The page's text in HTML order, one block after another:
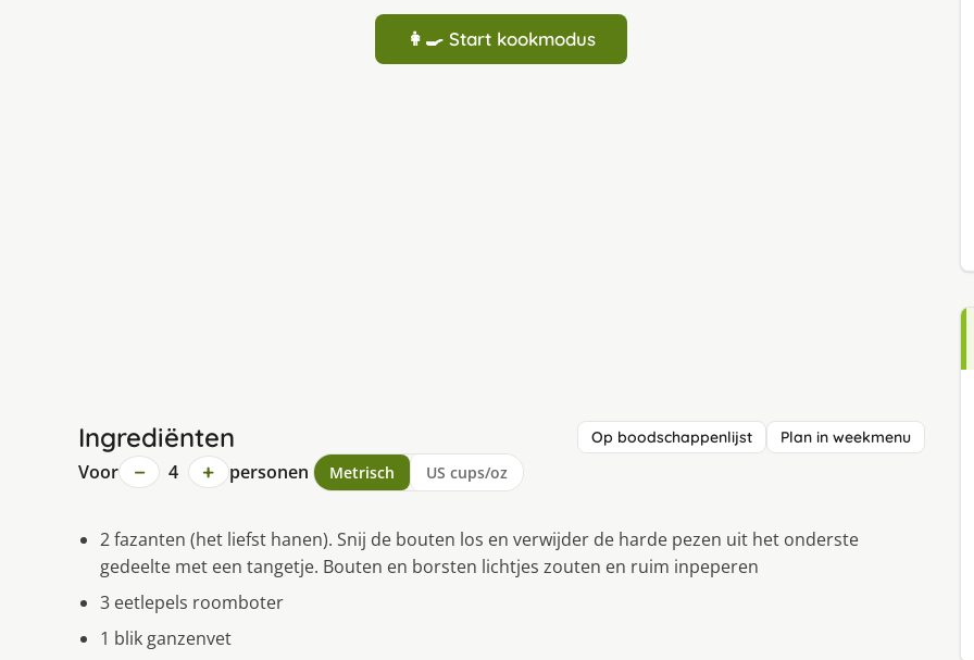
👩‍🍳 Start kookmodus
Ingrediënten Op boodschappenlijst Plan in weekmenu
Voor − 4 + personen Metrisch US cups/oz
2 fazanten (het liefst hanen). Snij de bouten los en verwijder de harde pezen uit het onderste
gedeelte met een tangetje. Bouten en borsten lichtjes zouten en ruim inpeperen
3 eetlepels roomboter
1 blik ganzenvet